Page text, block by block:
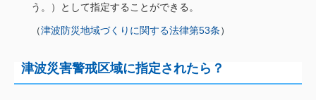
う。）として指定することができる。
（津波防災地域づくりに関する法律第53条）
津波災害警戒区域に指定されたら？